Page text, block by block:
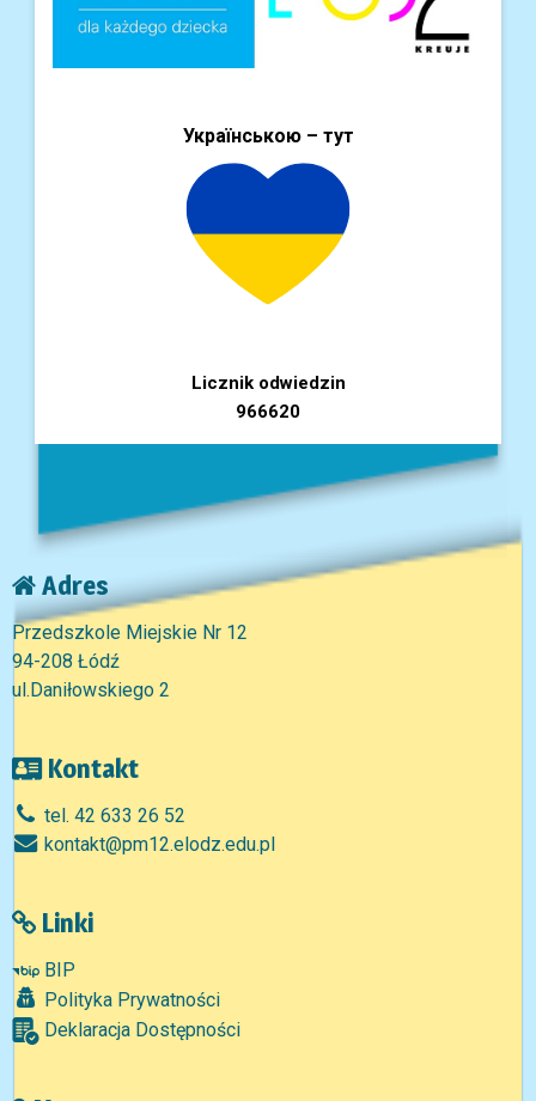
Українською – тут
Licznik odwiedzin
966620
Adres
Przedszkole Miejskie Nr 12
94-208 Łódź
ul.Daniłowskiego 2
Kontakt
tel. 42 633 26 52
kontakt@pm12.elodz.edu.pl
Linki
BIP
Polityka Prywatności
Deklaracja Dostępności